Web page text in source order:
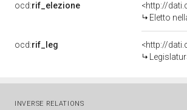
ocd:rif_elezione
<http://
Eletto
ocd:rif_leg
<http://
INVERSE RELATIONS